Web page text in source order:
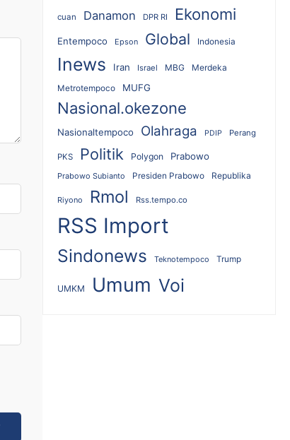
cuan Danamon DPR RI Ekonomi
Entempoco Epson Global Indonesia
Inews Iran Israel MBG Merdeka
Metrotempoco MUFG
Nasional.okezone
Nasionaltempoco Olahraga PDIP Perang
PKS Politik Polygon Prabowo
Prabowo Subianto Presiden Prabowo Republika
Riyono Rmol Rss.tempo.co
RSS Import
Sindonews Teknotempoco Trump
UMKM Umum Voi